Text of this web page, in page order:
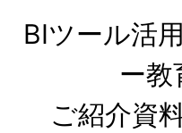
BIツール活
ー教
ご紹介資